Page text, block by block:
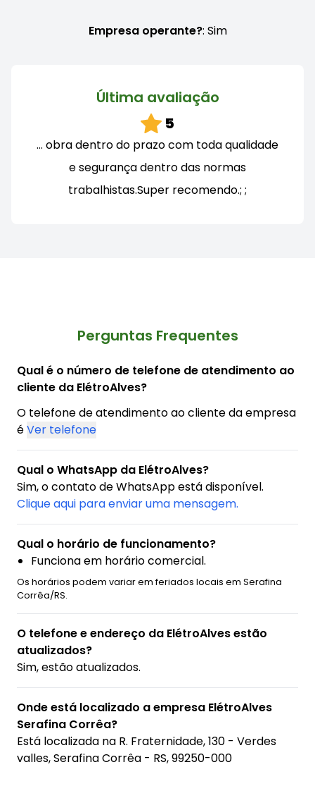
Empresa operante?: Sim
Última avaliação
5
… obra dentro do prazo com toda qualidade
e segurança dentro das normas
trabalhistas.Super recomendo.; ;
Perguntas Frequentes
Qual é o número de telefone de atendimento ao
cliente da ElétroAlves?
O telefone de atendimento ao cliente da empresa
éVer telefone
Qual o WhatsApp da ElétroAlves?
Sim, o contato de WhatsApp está disponível.
Clique aqui para enviar uma mensagem.
Qual o horário de funcionamento?
Funciona em horário comercial.
Os horários podem variar em feriados locais em Serafina
Corrêa/RS.
O telefone e endereço da ElétroAlves estão
atualizados?
Sim, estão atualizados.
Onde está localizado a empresa ElétroAlves
Serafina Corrêa?
Está localizada na R. Fraternidade, 130 - Verdes
valles, Serafina Corrêa - RS, 99250-000